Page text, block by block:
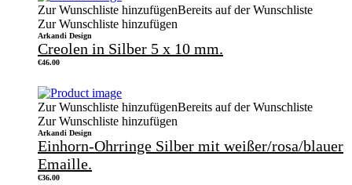
Zur Wunschliste hinzufügenBereits auf der Wunschliste
Zur Wunschliste hinzufügen
Arkandi Design
Creolen in Silber 5 x 10 mm.
€46.00
Zur Wunschliste hinzufügenBereits auf der Wunschliste
Zur Wunschliste hinzufügen
Arkandi Design
Einhorn-Ohrringe Silber mit weißer/rosa/blauer
Emaille.
€36.00